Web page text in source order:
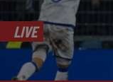
LIVE